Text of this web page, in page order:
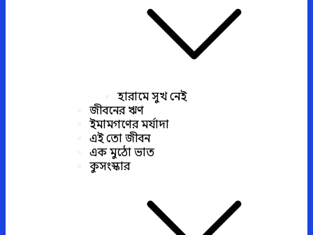
হারামে সুখ নেই
জীবনের ঋণ
ইমামগণের মর্যাদা
এই তো জীবন
এক মুঠো ভাত
কুসংস্কার